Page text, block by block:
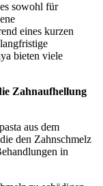
sowohl für
eines kurzen
bieten viele
Zahnaufhellung
aus dem
den Zahnschmelz
in